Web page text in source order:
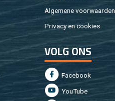
Al­ge­me­ne voor­waar­den
Pri­va­cy en coo­kies
VOLG ONS
Fa­cebook
You­Tu­be